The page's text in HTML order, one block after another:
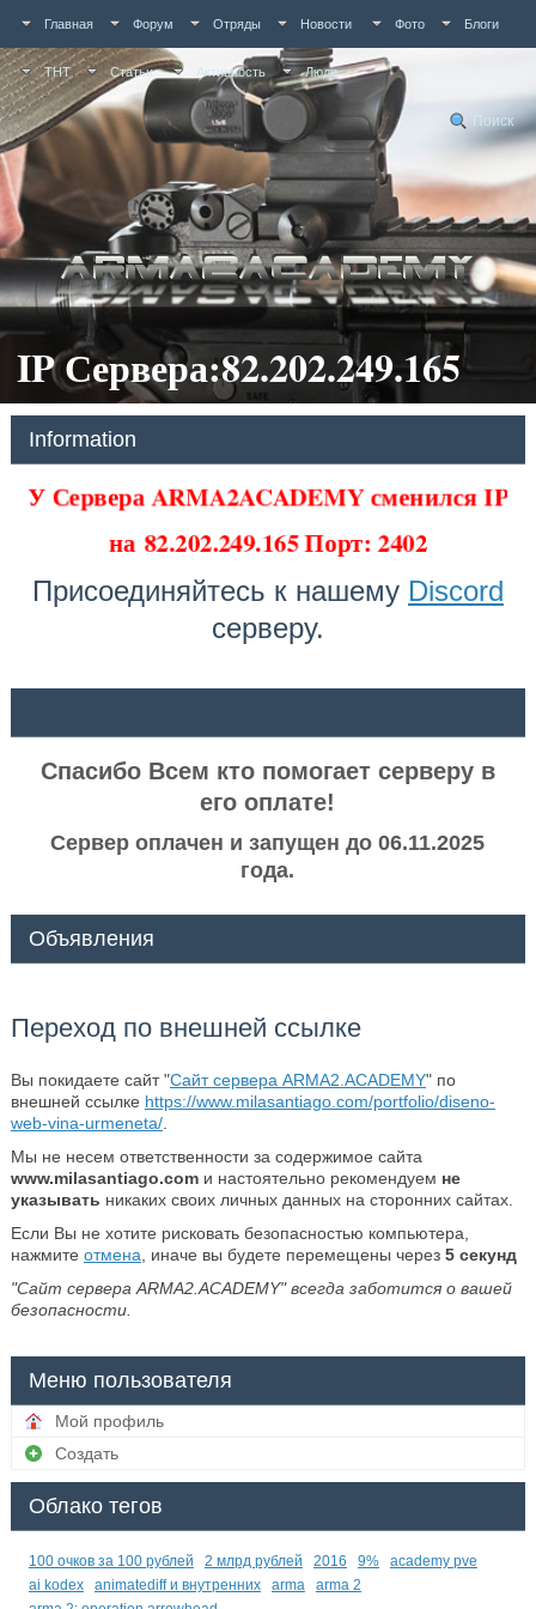
Главная Форум Отряды Новости Фото Блоги
ТНТ Статьи Активность Люди
Поиск
IP Сервера:82.202.249.165
Information
У Сервера ARMA2ACADEMY сменился IP
на 82.202.249.165 Порт: 2402
Присоединяйтесь к нашему Discord
серверу.
Спасибо Всем кто помогает серверу в
его оплате!
Сервер оплачен и запущен до 06.11.2025
года.
Объявления
Переход по внешней ссылке
Вы покидаете сайт "Сайт сервера ARMA2.ACADEMY" по
внешней ссылке https://www.milasantiago.com/portfolio/diseno-
web-vina-urmeneta/.
Мы не несем ответственности за содержимое сайта
www.milasantiago.comи настоятельно рекомендуем не
указывать никаких своих личных данных на сторонних сайтах.
Если Вы не хотите рисковать безопасностью компьютера,
нажмите отмена , иначе вы будете перемещены через 5секунд
"Сайт сервера ARMA2.ACADEMY" всегда заботится о вашей
безопасности.
Меню пользователя
Мой профиль
Создать
Облако тегов
100 очков за 100 рублей 2 млрд рублей 2016 9%
academy pve
ai kodex
animatediff и внутренних arma
arma 2